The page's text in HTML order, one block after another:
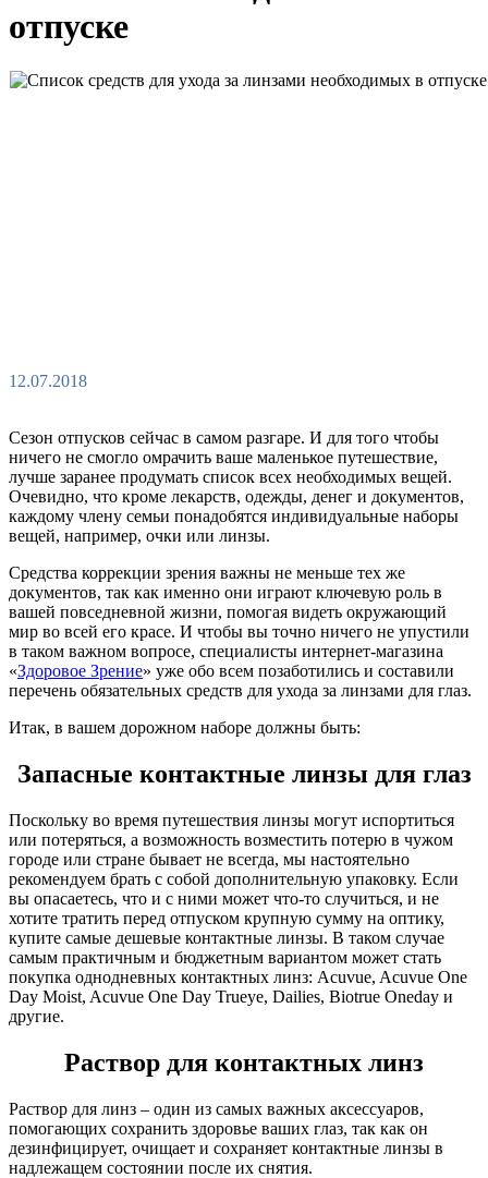
отпуске
12.07.2018
Сезон отпусков сейчас в самом разгаре. И для того чтобы
ничего не смогло омрачить ваше маленькое путешествие,
лучше заранее продумать список всех необходимых вещей.
Очевидно, что кроме лекарств, одежды, денег и документов,
каждому члену семьи понадобятся индивидуальные наборы
вещей, например, очки или линзы.
Средства коррекции зрения важны не меньше тех же
документов, так как именно они играют ключевую роль в
вашей повседневной жизни, помогая видеть окружающий
мир во всей его красе. И чтобы вы точно ничего не упустили
в таком важном вопросе, специалисты интернет-магазина
«Здоровое Зрение» уже обо всем позаботились и составили
перечень обязательных средств для ухода за линзами для глаз.
Итак, в вашем дорожном наборе должны быть:
Запасные контактные линзы для глаз
Поскольку во время путешествия линзы могут испортиться
или потеряться, а возможность возместить потерю в чужом
городе или стране бывает не всегда, мы настоятельно
рекомендуем брать с собой дополнительную упаковку. Если
вы опасаетесь, что и с ними может что-то случиться, и не
хотите тратить перед отпуском крупную сумму на оптику,
купите самые дешевые контактные линзы. В таком случае
самым практичным и бюджетным вариантом может стать
покупка однодневных контактных линз: Acuvue, Acuvue One
Day Moist, Acuvue One Day Trueye, Dailies, Biotrue Oneday и
другие.
Раствор для контактных линз
Раствор для линз – один из самых важных аксессуаров,
помогающих сохранить здоровье ваших глаз, так как он
дезинфицирует, очищает и сохраняет контактные линзы в
надлежащем состоянии после их снятия.